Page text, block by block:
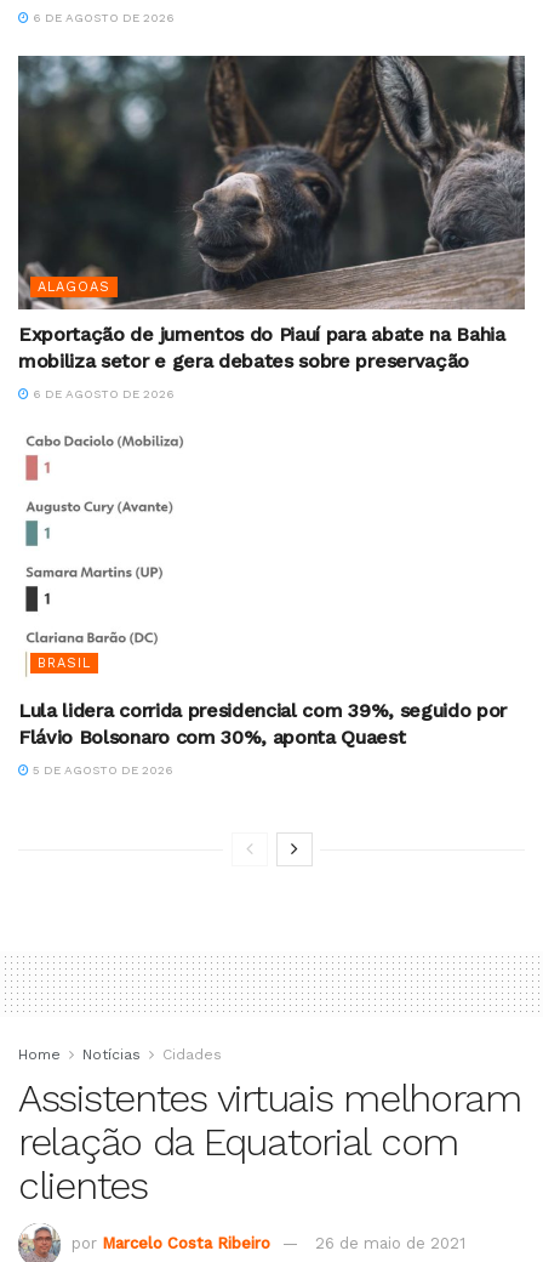
6 DE AGOSTO DE 2026
ALAGOAS
Exportação de jumentos do Piauí para abate na Bahia
mobiliza setor e gera debates sobre preservação
6 DE AGOSTO DE 2026
BRASIL
Lula lidera corrida presidencial com 39%, seguido por
Flávio Bolsonaro com 30%, aponta Quaest
5 DE AGOSTO DE 2026
Home Notícias Cidades
Assistentes virtuais melhoram
relação da Equatorial com
clientes
por Marcelo Costa Ribeiro 26 de maio de 2021